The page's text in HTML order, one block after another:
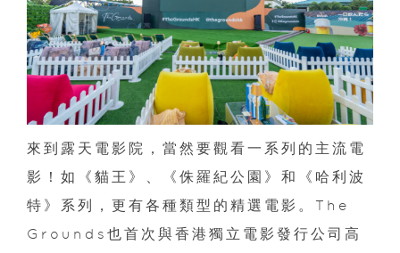
來到露天電影院，當然要觀看一系列的主流電
影！如《貓王》、《侏羅紀公園》和《哈利波
特》系列，更有各種類型的精選電影。The
Grounds也首次與香港獨立電影發行公司高